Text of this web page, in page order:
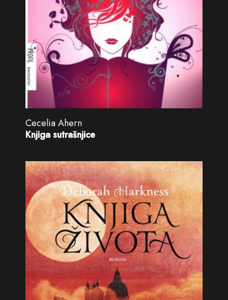
Cecelia Ahern
Knjiga sutrašnjice